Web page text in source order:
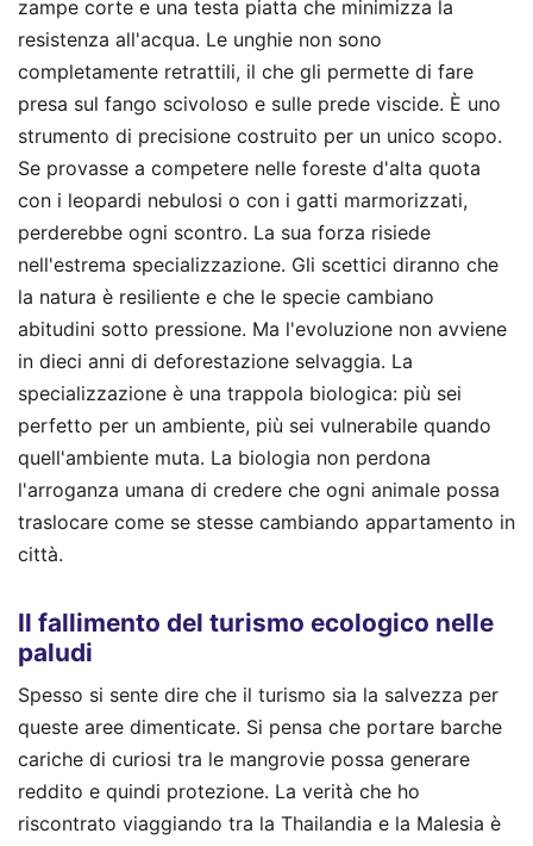
zampe corte e una testa piatta che minimizza la
resistenza all'acqua. Le unghie non sono
completamente retrattili, il che gli permette di fare
presa sul fango scivoloso e sulle prede viscide. È uno
strumento di precisione costruito per un unico scopo.
Se provasse a competere nelle foreste d'alta quota
con i leopardi nebulosi o con i gatti marmorizzati,
perderebbe ogni scontro. La sua forza risiede
nell'estrema specializzazione. Gli scettici diranno che
la natura è resiliente e che le specie cambiano
abitudini sotto pressione. Ma l'evoluzione non avviene
in dieci anni di deforestazione selvaggia. La
specializzazione è una trappola biologica: più sei
perfetto per un ambiente, più sei vulnerabile quando
quell'ambiente muta. La biologia non perdona
l'arroganza umana di credere che ogni animale possa
traslocare come se stesse cambiando appartamento in
città.
Il fallimento del turismo ecologico nelle
paludi
Spesso si sente dire che il turismo sia la salvezza per
queste aree dimenticate. Si pensa che portare barche
cariche di curiosi tra le mangrovie possa generare
reddito e quindi protezione. La verità che ho
riscontrato viaggiando tra la Thailandia e la Malesia è